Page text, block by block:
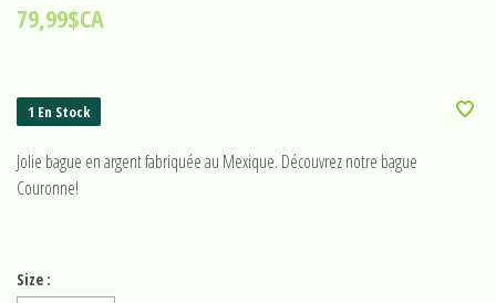
79,99$CA
1 En Stock
Jolie bague en argent fabriquée au Mexique. Découvrez notre bague
Couronne!
Size :